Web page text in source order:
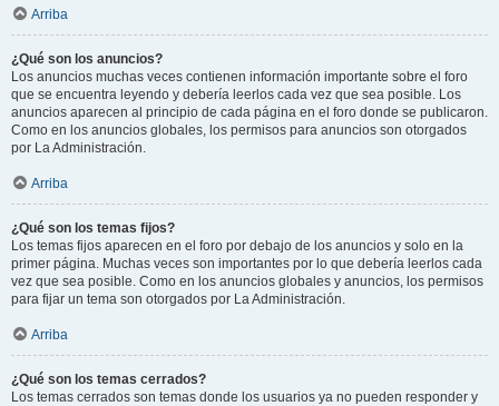
Arriba
¿Qué son los anuncios?
Los anuncios muchas veces contienen información importante sobre el foro
que se encuentra leyendo y debería leerlos cada vez que sea posible. Los
anuncios aparecen al principio de cada página en el foro donde se publicaron.
Como en los anuncios globales, los permisos para anuncios son otorgados
por La Administración.
Arriba
¿Qué son los temas fijos?
Los temas fijos aparecen en el foro por debajo de los anuncios y solo en la
primer página. Muchas veces son importantes por lo que debería leerlos cada
vez que sea posible. Como en los anuncios globales y anuncios, los permisos
para fijar un tema son otorgados por La Administración.
Arriba
¿Qué son los temas cerrados?
Los temas cerrados son temas donde los usuarios ya no pueden responder y